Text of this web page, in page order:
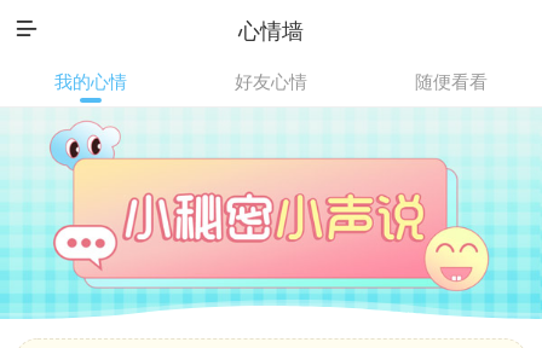
 心情墙
我的心情 好友心情 随便看看